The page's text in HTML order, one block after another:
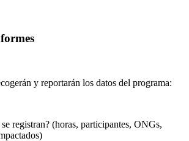
y reportarán los datos del programa:
registran? (horas, participantes, ONGs,